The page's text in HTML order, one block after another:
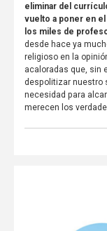
eliminar del
vuelto a poner en el
los miles de
desde hace ya
religioso en la
acaloradas que, sin
despolitizar nuestro
necesidad para
merecen los